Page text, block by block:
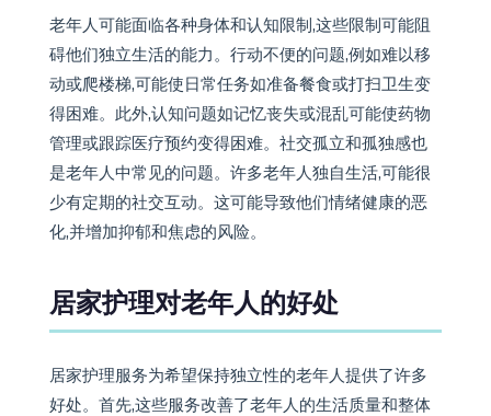
老年人可能面临各种身体和认知限制,这些限制可能阻
碍他们独立生活的能力。行动不便的问题,例如难以移
动或爬楼梯,可能使日常任务如准备餐食或打扫卫生变
得困难。此外,认知问题如记忆丧失或混乱可能使药物
管理或跟踪医疗预约变得困难。社交孤立和孤独感也
是老年人中常见的问题。许多老年人独自生活,可能很
少有定期的社交互动。这可能导致他们情绪健康的恶
化,并增加抑郁和焦虑的风险。
居家护理对老年人的好处
居家护理服务为希望保持独立性的老年人提供了许多
好处。首先,这些服务改善了老年人的生活质量和整体